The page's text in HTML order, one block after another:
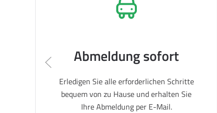
Abmeldung sofort
Erledigen Sie alle erforderlichen Schritte
bequem von zu Hause und erhalten Sie
Ihre Abmeldung per E-Mail.